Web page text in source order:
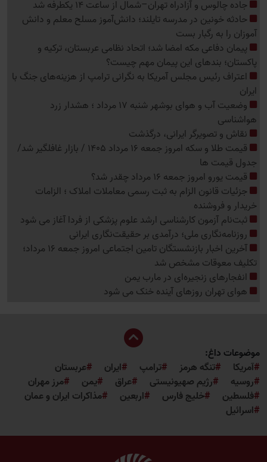
جاده چالوس و آزادراه تهران–شمال از ساعت 14 یکطرفه شد
حادثه خونین در مدرسه تایلند؛ دانش‌آموز مسلح معلم و دانش
آموزان را به رگبار بست
پیمان دفاعی مکه امضا شد؛ اتحاد نظامی عربستان، ترکیه و
پاکستان؛ بندهای این پیمان مهم چیست؟
اعتراف رئیس مجلس آمریکا به نگرانی ترامپ از هزینه‌های جنگ با
ایران
وضعیت آب و هوای بوشهر شنبه 17 مرداد ؛ هشدار زرد
هواشناسی
نقاش و تصویرگر ایرانی، درگذشت
قیمت طلا و سکه امروز جمعه 16 مرداد 1405 / بازار غافلگیر شد/
جدول قیمت ها
قیمت یورو امروز جمعه 16 مرداد چقدر شد؟
جزئیات قانون الزام به ثبت رسمی معاملات املاک ؛ الزامات
خریدار و فروشنده
ثبت‌نام‌ آزمون کارشناسی ارشد علوم پزشکی از فردا آغاز می شود
روزنامه‌نگاری ملی؛ درآمدی بر حقیقت‌نگاری ایرانی
آخرین اخبار بازنشستگان تامین اجتماعی امروز جمعه 16 مرداد؛
تکلیف معوقات مشخص شد
انفجارهای زنجیره‌ای در مارب یمن
هوای تهران روزهای آینده خنک می شود
موضوعات داغ:
آمریکا
تنگه هرمز ترامپ ایران
عربستان
روسیه
رژیم صهیونیستی عراق یمن
مرز مهران
فلسطین
خلیج فارس اربعین
مذاکرات ایران و عمان
اسرائیل